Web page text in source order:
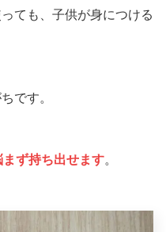
ても、子供が身につける
です。
ず持ち出せます。